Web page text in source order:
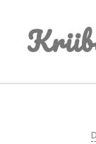
content